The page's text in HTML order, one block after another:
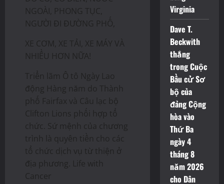
NGOÀI, PHONG TỤC,
NGƯỜI ĐI ĐƯỜNG PHỐ,
XE CƠM, XE TẢI, XE MÁY VÀ
NHIỀU HƠN NỮA!
Triển lãm Ô tô Ngày Lao
động Hàng năm do Thành
phố Fairfax và Câu lạc bộ
Clifton Lions phối hợp tổ
chức. Sứ mệnh của chương
trình là quyên tiền cho các
tổ chức dịch vụ từ thiện ở
địa phương. Life with
Cancer
Virginia
Dave T.
Beckwith
thắng
trong Cuộc
Bầu cử Sơ
bộ của
đảng Cộng
hòa vào
Thứ Ba
ngày 4
tháng 8
năm 2026
cho Dân